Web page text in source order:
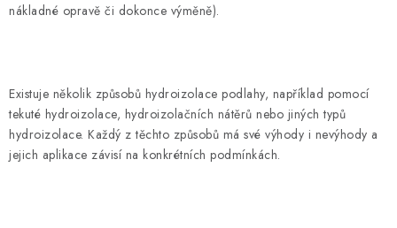
nákladné opravě či dokonce výměně).
Existuje několik způsobů hydroizolace podlahy, například pomocí
tekuté hydroizolace, hydroizolačních nátěrů nebo jiných typů
hydroizolace. Každý z těchto způsobů má své výhody i nevýhody a
jejich aplikace závisí na konkrétních podmínkách.